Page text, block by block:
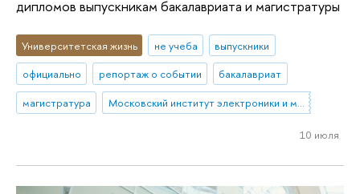
дипломов выпускникам бакалавриата и магистратуры
Университетская жизнь не учеба
выпускники
официально
репортаж о событии
бакалавриат
магистратура
Московский институт электроники и математики им. А.Н. Тихонова
10 июля